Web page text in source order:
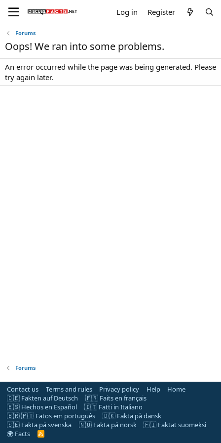
Log in Register
Forums
Oops! We ran into some problems.
An error occurred while the page was being generated. Please
try again later.
Forums
Contact us Terms and rules Privacy policy Help
Home
🇩🇪 Fakten auf Deutsch
🇫🇷 Faits en français
🇪🇸 Hechos en Español
🇮🇹 Fatti in Italiano
🇧🇷 🇵🇹 Fatos em português
🇩🇰 Fakta på dansk
🇸🇪 Fakta på svenska
🇳🇴 Fakta på norsk
🇫🇮 Faktat suomeksi
🌍 Facts
R